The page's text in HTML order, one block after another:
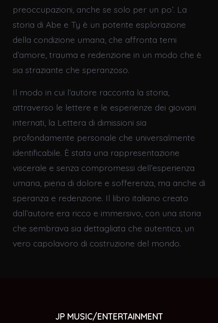
preoccupazioni, anche se solo per un po’. La
storia di Abe e Ty è un potente esplorazione
della condizione umana, che affronta temi
d’amore, trauma e redenzione in un modo che è
sia straziante che speranzoso.
Il modo in cui l’autore racconta la storia,
attraverso le lettere e le esperienze dei giovani
internati, la Lettera di dimissioni sia
profondamente personale che universalmente
identificabile. È stata una rappresentazione
viscerale e senza compromessi dell’esperienza
umana, piena di dolore e sofferenza, ma anche di
speranza e redenzione. Il libro italiano creato
dall’autore era ricco e immersivo, con una storia
che sembrava sia dettagliata che autentica, un
vero capolavoro di costruzione del mondo.
JP MUSIC/ENTERTAINMENT